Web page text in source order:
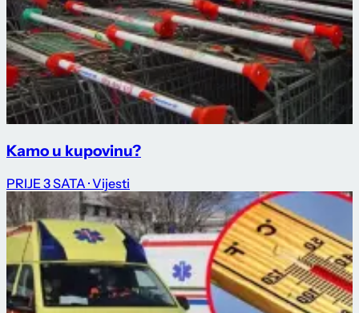
Kamo u kupovinu?
PRIJE 3 SATA · Vijesti